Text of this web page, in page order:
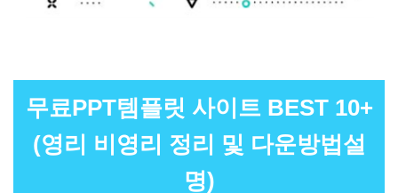
무료PPT템플릿 사이트 BEST 10+
(영리 비영리 정리 및 다운방법설
명)